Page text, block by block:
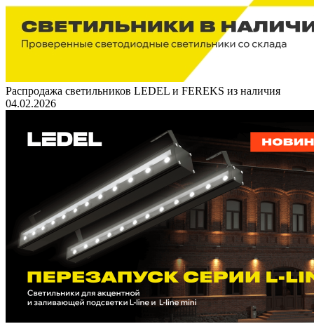
Распродажа светильников LEDEL и FEREKS из наличия
04.02.2026